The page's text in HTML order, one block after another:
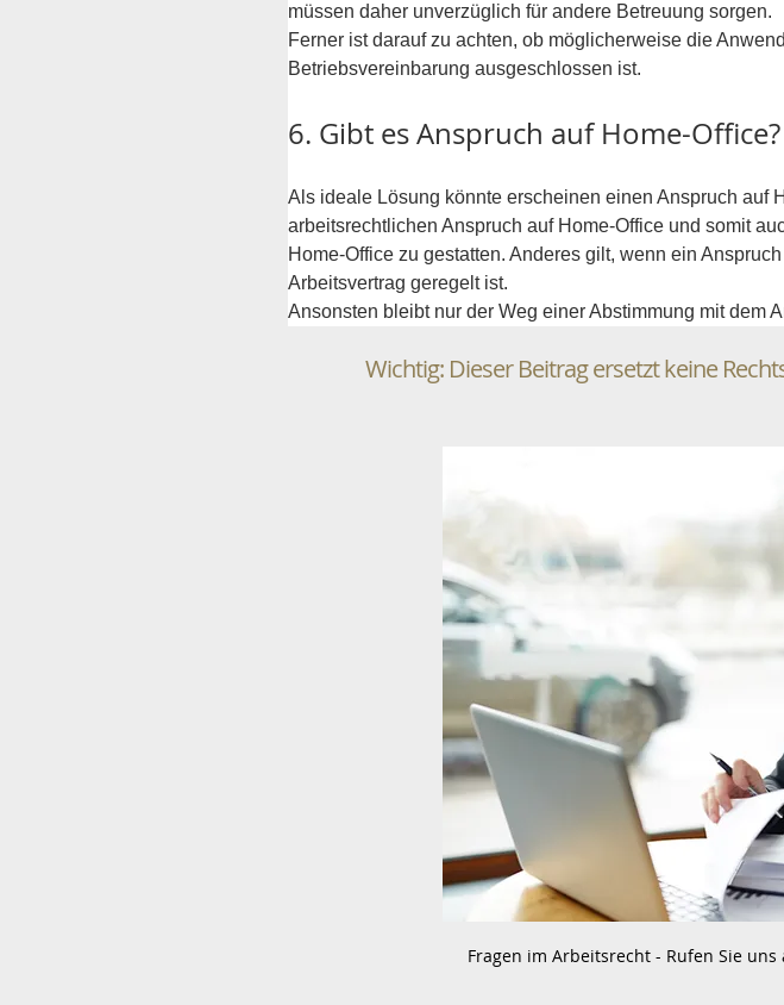
müssen daher unverzüglich für andere Betreuung sorgen.
Ferner ist darauf zu achten, ob möglicherweise die
Betriebsvereinbarung ausgeschlossen ist.
6. Gibt es Anspruch auf Home-Office?
Als ideale Lösung könnte erscheinen einen Anspruch auf
arbeitsrechtlichen Anspruch auf Home-Office und somit
Home-Office zu gestatten. Anderes gilt, wenn ein
Arbeitsvertrag geregelt ist.
Ansonsten bleibt nur der Weg einer Abstimmung mit dem
Wichtig: Dieser Beitrag ersetzt keine
Fragen im Arbeitsrecht - Rufen Sie